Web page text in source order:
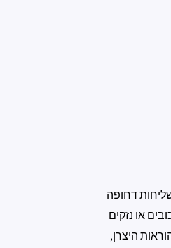
דחופה
או נזקים
היצרן,